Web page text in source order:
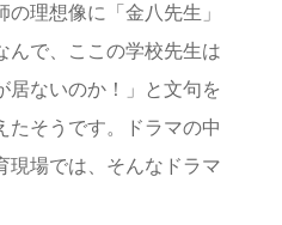
理想像に「金八先生」
んで、ここの学校先生は
居ないのか！」と文句を
たそうです。ドラマの中
現場では、そんなドラマ